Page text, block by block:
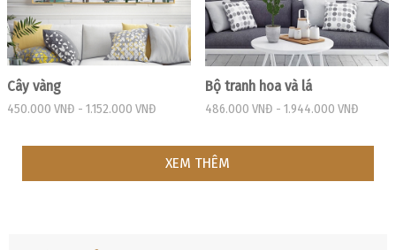
Cây vàng
450.000 VNĐ - 1.152.000 VNĐ
Bộ tranh hoa và lá
486.000 VNĐ - 1.944.000 VNĐ
XEM THÊM